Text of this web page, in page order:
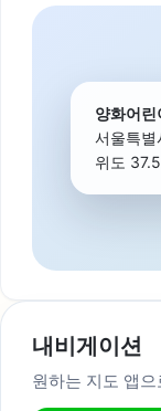
양화어린
서울특
위도
내비게이션
원하는 지도 앱